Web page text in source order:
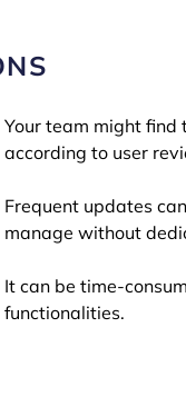
Your team might find
according to user
Frequent updates
manage without
It can be time-
functionalities.